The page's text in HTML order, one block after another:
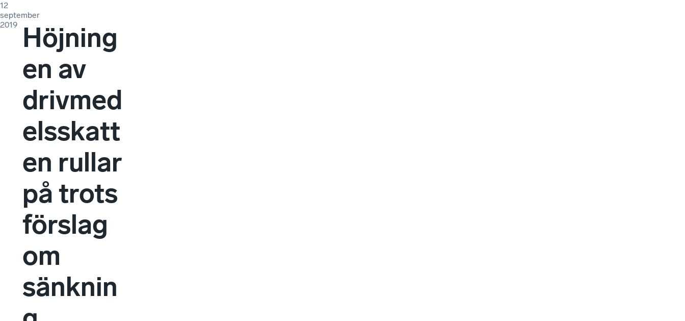
12
september
2019
Höjning
en av
drivmed
elsskatt
en rullar
på trots
förslag
om
sänknin